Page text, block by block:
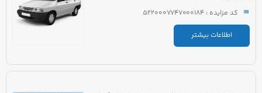
کد مزایده : 5220007747000184
اطلاعات بیشتر